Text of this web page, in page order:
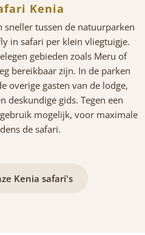
Kenia
tussen de natuurparken
in safari per klein vliegtuigje.
gebieden zoals Meru of
bereikbaar zijn. In de parken
overige gasten van de lodge,
deskundige gids. Tegen een
mogelijk, voor maximale
de safari.
Kenia safari's